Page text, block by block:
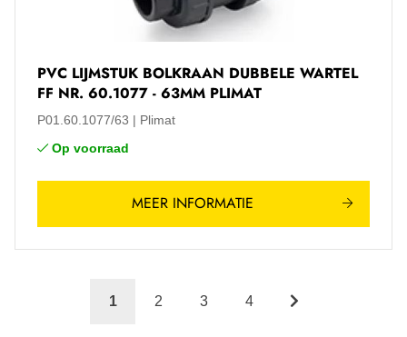
PVC LIJMSTUK BOLKRAAN DUBBELE WARTEL
FF NR. 60.1077 - 63MM PLIMAT
P01.60.1077/63
Plimat
Op voorraad
MEER INFORMATIE
1 2 3 4